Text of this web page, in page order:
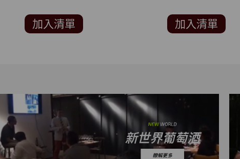
加入清單 加入清單